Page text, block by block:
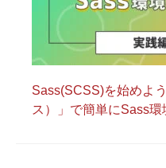
Sass(SCSS)を始めよ
ス）」で簡単にSass環